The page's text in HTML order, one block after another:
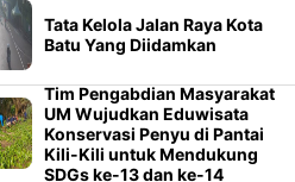
Tata Kelola Jalan Raya Kota
Batu Yang Diidamkan
Tim Pengabdian Masyarakat
UM Wujudkan Eduwisata
Konservasi Penyu di Pantai
Kili-Kili untuk Mendukung
SDGs ke-13 dan ke-14